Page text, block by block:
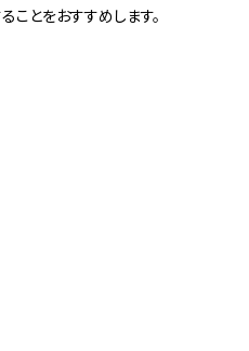
とをおすすめします。